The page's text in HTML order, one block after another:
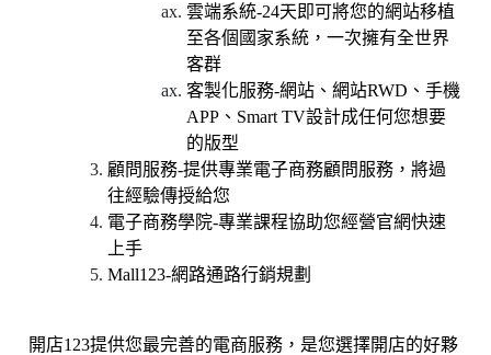
雲端系統-24天即可將您的網站移植
至各個國家系統，一次擁有全世界
客群
客製化服務-網站、網站RWD、手機
APP、Smart TV設計成任何您想要
的版型
顧問服務-提供專業電子商務顧問服務，將過
往經驗傳授給您
電子商務學院-專業課程協助您經營官網快速
上手
Mall123-網路通路行銷規劃
開店123提供您最完善的電商服務，是您選擇開店的好夥